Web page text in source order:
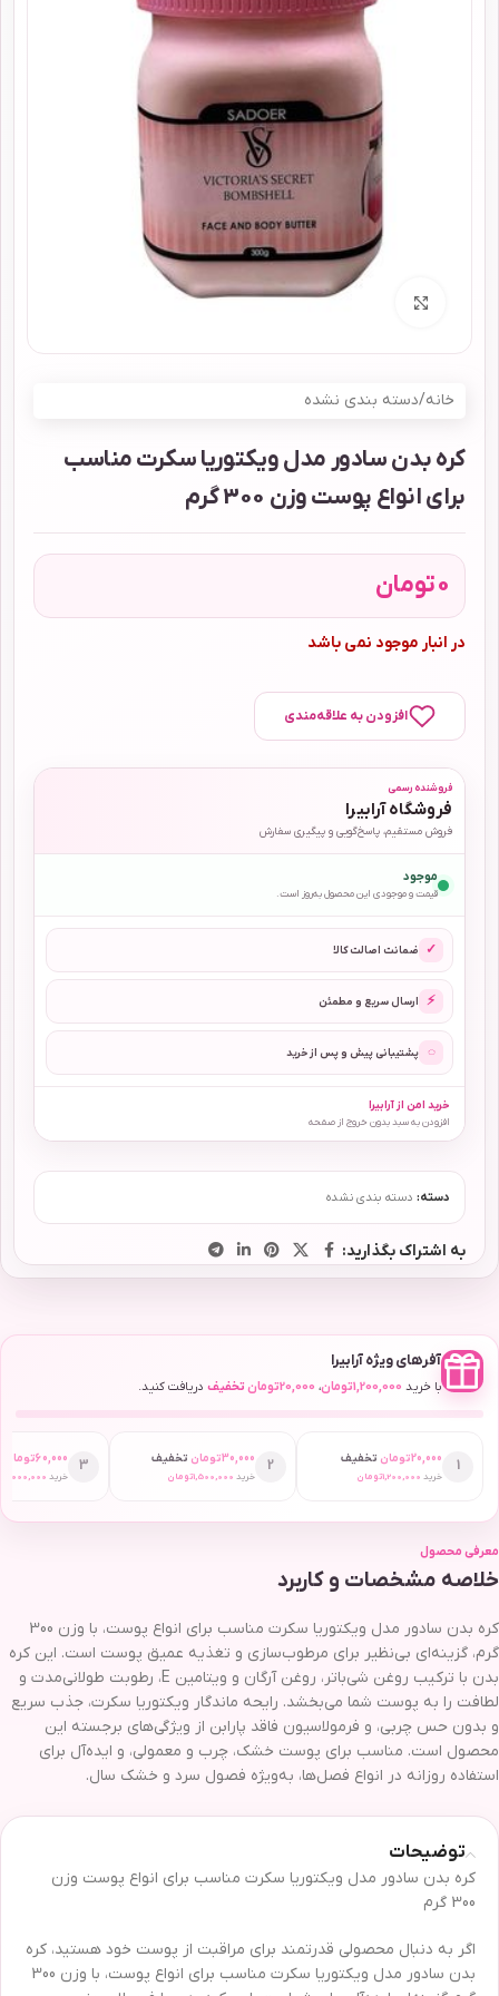
برای بزرگنمایی کلیک کنید
خانه/دسته بندی نشده
کره بدن سادور مدل ویکتوریا سکرت مناسب
برای انواع پوست وزن 300 گرم
0تومان
در انبار موجود نمی باشد
افزودن به علاقه‌مندی
فروشنده رسمی
فروشگاه آرابیرا
فروش مستقیم، پاسخ‌گویی و پیگیری سفارش
موجود
قیمت و موجودی این محصول به‌روز است.
✓ ضمانت اصالت کالا
⚡ ارسال سریع و مطمئن
◌ پشتیبانی پیش و پس از خرید
خرید امن از آرابیرا
افزودن به سبد بدون خروج از صفحه
دسته: دسته بندی نشده
به اشتراک بگذارید:
آفرهای ویژه آرابیرا
با خرید 1,200,000تومان، 20,000تومان تخفیف دریافت کنید.
1
20,000تومان تخفیف
خرید 1,200,000تومان
2
30,000تومان تخفیف
خرید 1,500,000تومان
3
60,000تومان
خرید 2,000,000
معرفی محصول
خلاصه مشخصات و کاربرد
کره بدن سادور مدل ویکتوریا سکرت مناسب برای انواع پوست، با وزن 300
گرم، گزینه‌ای بی‌نظیر برای مرطوب‌سازی و تغذیه عمیق پوست است. این کره
بدن با ترکیب روغن شی‌باتر، روغن آرگان و ویتامین E، رطوبت طولانی‌مدت و
لطافت را به پوست شما می‌بخشد. رایحه ماندگار ویکتوریا سکرت، جذب سریع
و بدون حس چربی، و فرمولاسیون فاقد پارابن از ویژگی‌های برجسته این
محصول است. مناسب برای پوست خشک، چرب و معمولی، و ایده‌آل برای
استفاده روزانه در انواع فصل‌ها، به‌ویژه فصول سرد و خشک سال.
توضیحات
کره بدن سادور مدل ویکتوریا سکرت مناسب برای انواع پوست وزن
300 گرم
اگر به دنبال محصولی قدرتمند برای مراقبت از پوست خود هستید، کره
بدن سادور مدل ویکتوریا سکرت مناسب برای انواع پوست، با وزن 300